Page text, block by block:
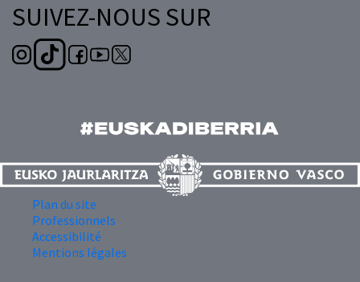
SUIVEZ-NOUS SUR
Plan du site
Professionnels
Accessibilité
Mentions légales